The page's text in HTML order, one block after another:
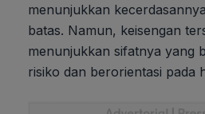
menunjukkan
batas. Namun, keisengan
menunjukkan sifatnya yang
risiko dan berorientasi pada